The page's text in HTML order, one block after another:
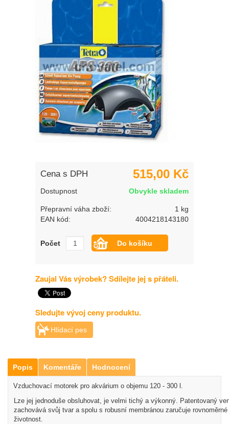
Cena s DPH 515,00 Kč
Dostupnost Obvykle skladem
Přepravní váha zboží:
1 kg
EAN kód:
4004218143180
Počet
Zaujal Vás výrobek? Sdílejte jej s přáteli.
Sledujte vývoj ceny produktu.
Hlídací pes
Popis Komentáře Hodnocení
Vzduchovací motorek pro akvárium o objemu 120 - 300 l.
Lze jej jednoduše obsluhovat, je velmi tichý a výkonný. Patentovaný
zachovává svůj tvar a spolu s robusní membránou zaručuje
životnost.